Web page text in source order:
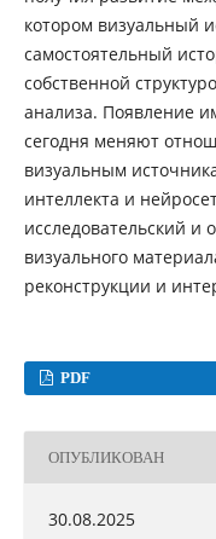
котором визуальный
самостоятельный
собственной
анализа. Появление
сегодня меняют
визуальным
интеллекта и
исследовательский и
визуального
реконструкции и
PDF
ОПУБЛИКОВАН
30.08.2025